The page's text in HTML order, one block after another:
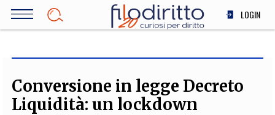
Salta
LOGIN
SOCIETÀ
MEDICINA
Conversione in legge Decreto
Liquidità: un lockdown